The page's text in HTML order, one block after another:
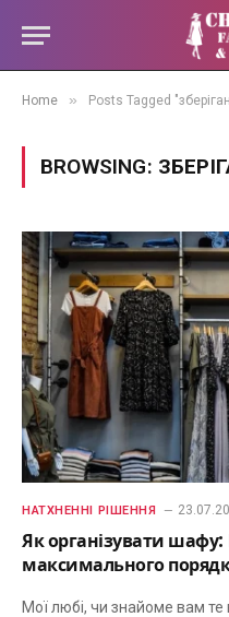
Home » Posts Tagged
BROWSING:
НАТХНЕННІ РІШЕННЯ
Як організувати
максимального
Мої любі, чи знайоме вам те